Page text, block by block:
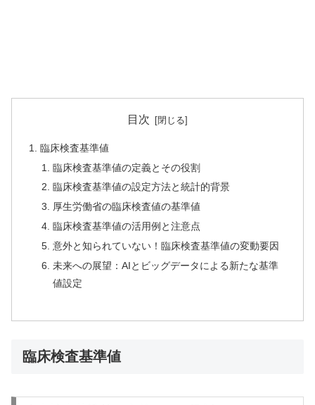
目次
臨床検査基準値
臨床検査基準値の定義とその役割
臨床検査基準値の設定方法と統計的背景
厚生労働省の臨床検査値の基準値
臨床検査基準値の活用例と注意点
意外と知られていない！臨床検査基準値の変動要因
未来への展望：AIとビッグデータによる新たな基準
値設定
臨床検査基準値